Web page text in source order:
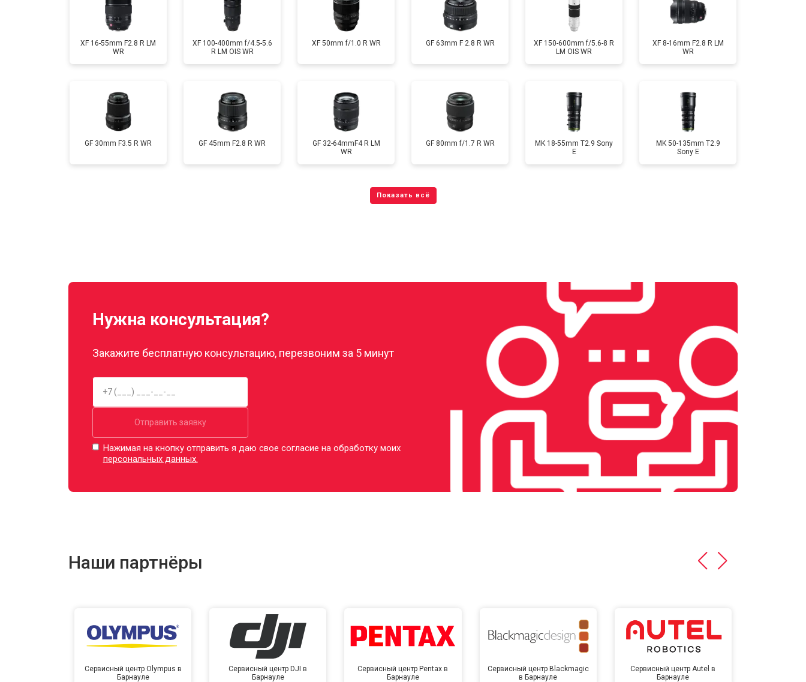
XF 16-55mm F2.8 R LM
WR
XF 100-400mm f/4.5-5.6
R LM OIS WR
XF 50mm f/1.0 R WR GF 63mm F 2.8 R WR
XF 150-600mm f/5.6-8 R
LM OIS WR
XF 8-16mm F2.8 R LM
WR
GF 30mm F3.5 R WR GF 45mm F2.8 R WR
GF 32-64mmF4 R LM
WR
GF 80mm f/1.7 R WR
MK 18-55mm T2.9 Sony
E
MK 50-135mm T2.9
Sony E
Нужна консультация?
Закажите бесплатную консультацию, перезвоним за 5 минут
Отправить заявку
Нажимая на кнопку отправить я даю свое согласие на обработку моих
персональных данных.
Наши партнёры
Сервисный центр Olympus в
Барнауле
Сервисный центр DJI в
Барнауле
Сервисный центр Pentax в
Барнауле
Сервисный центр Blackmagic
в Барнауле
Сервисный центр Autel в
Барнауле